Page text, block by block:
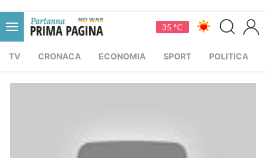
35 °C
TV CRONACA ECONOMIA SPORT POLITICA